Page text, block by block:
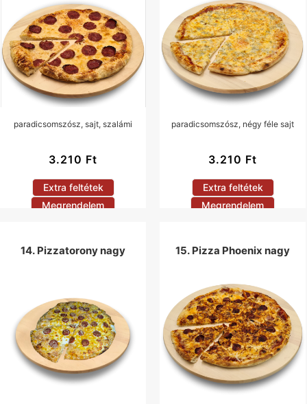
paradicsomszósz, sajt, szalámi
3.210 Ft
Extra feltétek
Megrendelem
paradicsomszósz, négy féle sajt
3.210 Ft
Extra feltétek
Megrendelem
14. Pizzatorony nagy 15. Pizza Phoenix nagy